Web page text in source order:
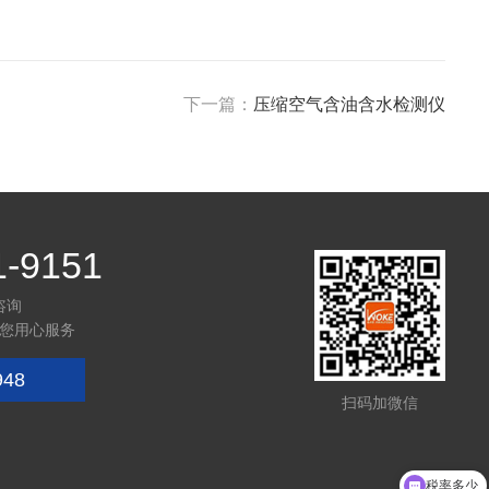
下一篇： 压缩空气含油含水检测仪
9151
询
用心服务
扫码加微信
税率多少